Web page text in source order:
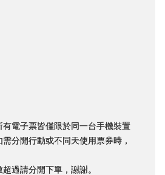
電子票皆僅限於同一台手機裝置
分開行動或不同天使用票券時，
過請分開下單，謝謝。